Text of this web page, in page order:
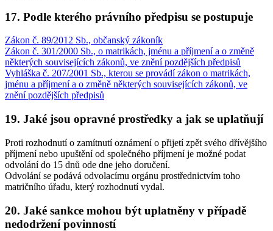
17. Podle kterého právního předpisu se postupuje
Zákon č. 89/2012 Sb., občanský zákoník
Zákon č. 301/2000 Sb., o matrikách, jménu a příjmení a o změně
některých souvisejících zákonů, ve znění pozdějších předpisů
Vyhláška č. 207/2001 Sb., kterou se provádí zákon o matrikách,
jménu a příjmení a o změně některých souvisejících zákonů, ve
znění pozdějších předpisů
19. Jaké jsou opravné prostředky a jak se uplatňují
Proti rozhodnutí o zamítnutí oznámení o přijetí zpět svého dřívějšího
příjmení nebo upuštění od společného příjmení je možné podat
odvolání do 15 dnů ode dne jeho doručení.
Odvolání se podává odvolacímu orgánu prostřednictvím toho
matričního úřadu, který rozhodnutí vydal.
20. Jaké sankce mohou být uplatněny v případě
nedodržení povinností